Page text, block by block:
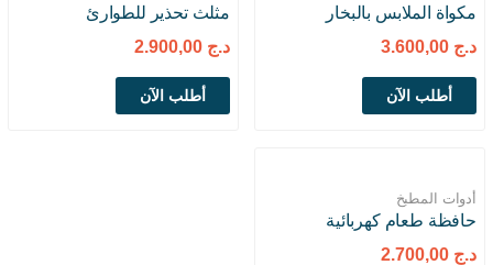
مكواة الملابس بالبخار
د.ج
أطلب الآن
مثلث تحذير للطوارئ
د.ج
أطلب الآن
أدوات المطبخ
حافظة طعام كهربائية
د.ج